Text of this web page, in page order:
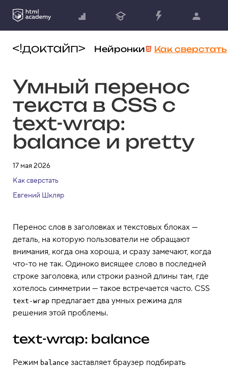
Нейронки Как сверстать
Умный перенос
текста в CSS с
text-wrap:
balance и pretty
17 мая 2026
Как сверстать
Евгений Шкляр
Перенос слов в заголовках и текстовых блоках —
деталь, на которую пользователи не обращают
внимания, когда она хороша, и сразу замечают, когда
что-то не так. Одиноко висящее слово в последней
строке заголовка, или строки разной длины там, где
хотелось симметрии — такое встречается часто. CSS
text-wrap предлагает два умных режима для
решения этой проблемы.
text-wrap: balance
Режим balance заставляет браузер подбирать